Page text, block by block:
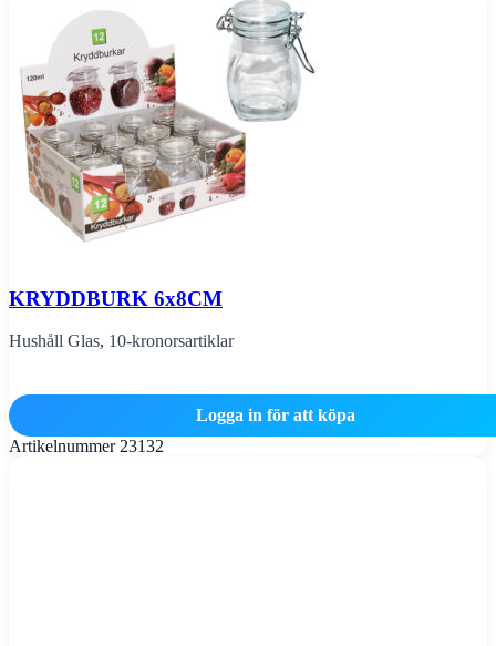
KRYDDBURK 6x8CM
Hushåll Glas, 10-kronorsartiklar
Logga in för att köpa
Artikelnummer 23132